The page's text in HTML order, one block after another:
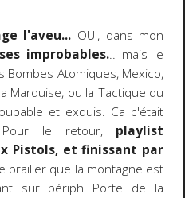
l'aveu... OUI, dans mon
improbables... mais le
Bombes Atomiques, Mexico,
Marquise, ou la Tactique du
et exquis. Ca c'était
le retour, playlist
Pistols, et finissant par
brailler que la montagne est
sur périph Porte de la